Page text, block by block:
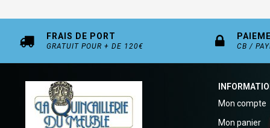
FRAIS DE PORT
GRATUIT POUR + DE 120€ CB /
Mon compte
Mon panier